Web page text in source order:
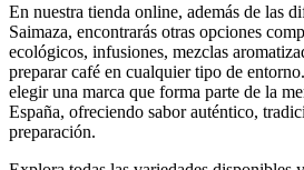
En nuestra tienda online, además de las
Saimaza, encontrarás otras opciones
ecológicos, infusiones, mezclas
preparar café en cualquier tipo de
elegir una marca que forma parte de la
España, ofreciendo sabor auténtico,
preparación.